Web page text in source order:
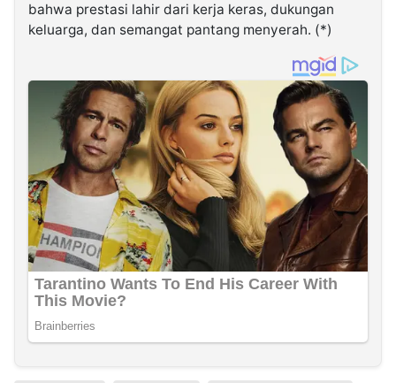
bahwa prestasi lahir dari kerja keras, dukungan
keluarga, dan semangat pantang menyerah. (*)